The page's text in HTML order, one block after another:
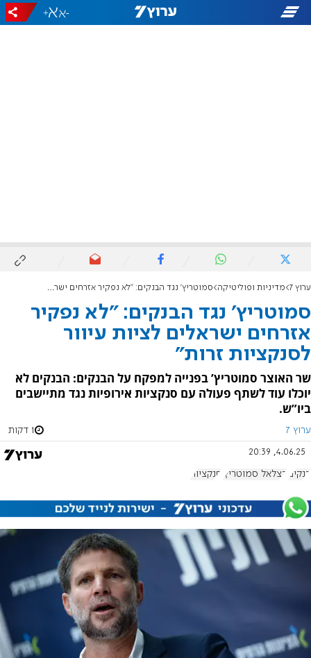
-
+
ערוץ 7 מדיניות ופוליטיקה סמוטריץ’ נגד הבנקים: "לא נפקיר אזרחים ישראלים לציות עיוור לסנקציות זרות"
סמוטריץ’ נגד הבנקים: "לא נפקיר
אזרחים ישראלים לציות עיוור
לסנקציות זרות"
שר האוצר סמוטריץ’ בפנייה למפקח על הבנקים: הבנקים לא
יוכלו עוד לשתף פעולה עם סנקציות אירופיות נגד מתיישבים
ביו”ש.
ערוץ 7 1 דקות
4.06.25, 20:39
בנקים בצלאל סמוטריץ' סנקציות